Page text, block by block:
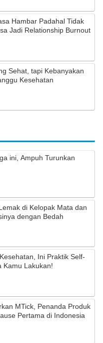
Hambar Padahal Tidak
Jadi Relationship Burnout
Sehat, tapi Kebanyakan
Kesehatan
ini, Ampuh Turunkan
di Kelopak Mata dan
dengan Bedah
Ini Praktik Self-
Kamu Lakukan!
MTick, Penanda Produk
Pertama di Indonesia